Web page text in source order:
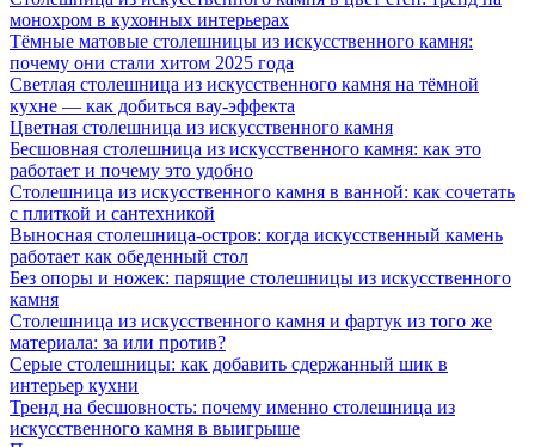
монохром в кухонных интерьерах
Тёмные матовые столешницы из искусственного камня:
почему они стали хитом 2025 года
Светлая столешница из искусственного камня на тёмной
кухне — как добиться вау-эффекта
Цветная столешница из искусственного камня
Бесшовная столешница из искусственного камня: как это
работает и почему это удобно
Столешница из искусственного камня в ванной: как сочетать
с плиткой и сантехникой
Выносная столешница-остров: когда искусственный камень
работает как обеденный стол
Без опоры и ножек: парящие столешницы из искусственного
камня
Столешница из искусственного камня и фартук из того же
материала: за или против?
Серые столешницы: как добавить сдержанный шик в
интерьер кухни
Тренд на бесшовность: почему именно столешница из
искусственного камня в выигрыше